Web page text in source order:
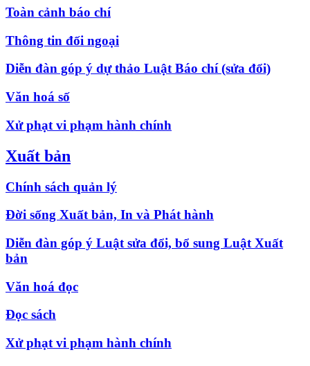
Toàn cảnh báo chí
Thông tin đối ngoại
Diễn đàn góp ý dự thảo Luật Báo chí (sửa đổi)
Văn hoá số
Xử phạt vi phạm hành chính
Xuất bản
Chính sách quản lý
Đời sống Xuất bản, In và Phát hành
Diễn đàn góp ý Luật sửa đổi, bổ sung Luật Xuất
bản
Văn hoá đọc
Đọc sách
Xử phạt vi phạm hành chính